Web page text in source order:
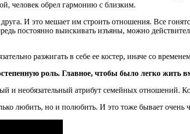
человек обрел гармонию с близким.
И это мешает им строить отношения. Все
постоянно выискивать изъяны, можно
разжигать в себе ее костер, иначе со
роль. Главное, чтобы было легко жить
необязательный атрибут семейных отношений.
любить, но и полюбить. И это тоже бывает очень